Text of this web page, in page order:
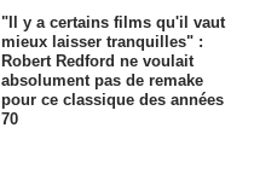
"Il y a certains films qu'il vaut
mieux laisser tranquilles" :
Robert Redford ne voulait
absolument pas de remake
pour ce classique des années
70